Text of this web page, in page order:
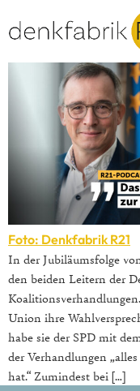
Foto: Denkfabrik R21
In der Jubiläumsfolge
den beiden Leitern der
Union ihre
habe sie der SPD mit
der Verhandlungen
hat.“ Zumindest bei […]